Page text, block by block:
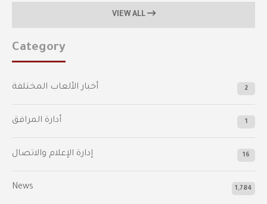
VIEW ALL
Category
أخبار الألعاب المختلفة 2
أدارة المرافق 1
إدارة الإعلام والاتصال 16
News 1,784